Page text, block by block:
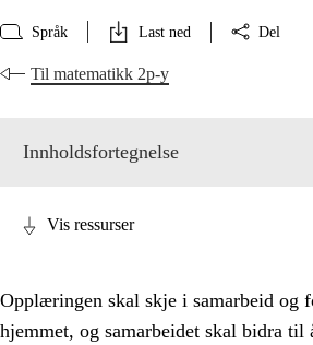
Språk Last ned Del
Til matematikk 2p-y
Innholdsfortegnelse
Vis ressurser
Opplæringen skal skje i samarbeid og
hjemmet, og samarbeidet skal bidra til